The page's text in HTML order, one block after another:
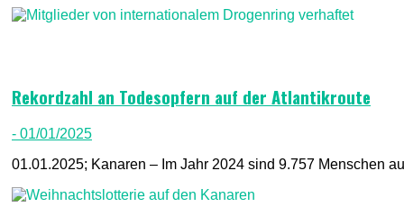
Rekordzahl an Todesopfern auf der Atlantikroute
- 01/01/2025
01.01.2025; Kanaren – Im Jahr 2024 sind 9.757 Menschen